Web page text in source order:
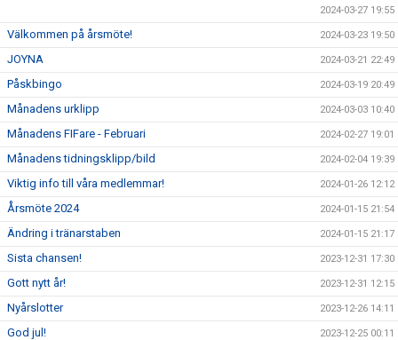
2024-03-27 19:55
Välkommen på årsmöte! 2024-03-23 19:50
JOYNA 2024-03-21 22:49
Påskbingo 2024-03-19 20:49
Månadens urklipp 2024-03-03 10:40
Månadens FIFare - Februari 2024-02-27 19:01
Månadens tidningsklipp/bild 2024-02-04 19:39
Viktig info till våra medlemmar! 2024-01-26 12:12
Årsmöte 2024 2024-01-15 21:54
Ändring i tränarstaben 2024-01-15 21:17
Sista chansen! 2023-12-31 17:30
Gott nytt år! 2023-12-31 12:15
Nyårslotter 2023-12-26 14:11
God jul! 2023-12-25 00:11